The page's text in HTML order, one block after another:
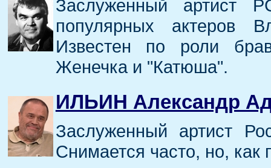
Заслуженный артист
популярных актеров
Известен по роли
Женечка и "Катюша".
ИЛЬИН Александр
Заслуженный артист
Снимается часто, но,